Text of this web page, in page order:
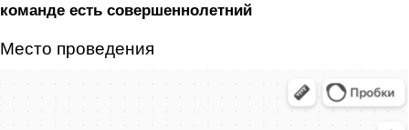
команде есть совершеннолетний
Место проведения